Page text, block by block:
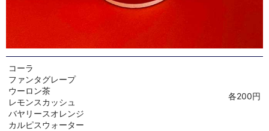
コーラ
ファンタグレープ
ウーロン茶
レモンスカッシュ
バヤリースオレンジ
カルピスウォーター
各200円